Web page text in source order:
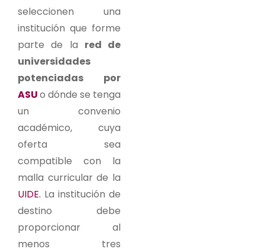
seleccionen una
institución que forme
parte de la red de
universidades
potenciadas por
ASUo dónde se tenga
un convenio
académico, cuya
oferta sea
compatible con la
malla curricular de la
UIDE. La institución de
destino debe
proporcionar al
menos tres